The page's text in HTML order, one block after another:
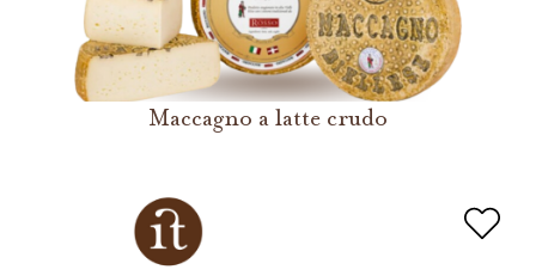
Maccagno a latte crudo